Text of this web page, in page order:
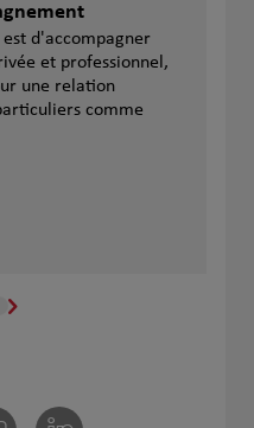
d'accompagner
et professionnel,
une relation
comme